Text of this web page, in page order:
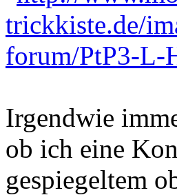
Irgendwie
ob ich eine
gespiegeltem